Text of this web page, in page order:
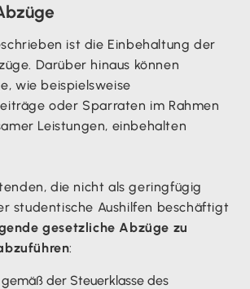
ist die Einbehaltung der
Darüber hinaus können
wie beispielsweise
oder Sparraten im Rahmen
Leistungen, einbehalten
die nicht als geringfügig
studentische Aushilfen beschäftigt
gesetzliche Abzüge zu
:
der Steuerklasse des